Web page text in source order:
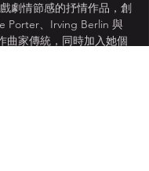
劇情節感的抒情作品，創
Porter、Irving Berlin 與
曲家傳統，同時加入她個